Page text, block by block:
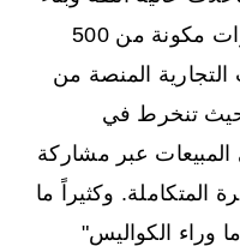
المجتمع من خلال منشورات مكونة من 500
المنصة من
تنخرط في
عبر مشاركة
وكثيراً ما
الكواليس"